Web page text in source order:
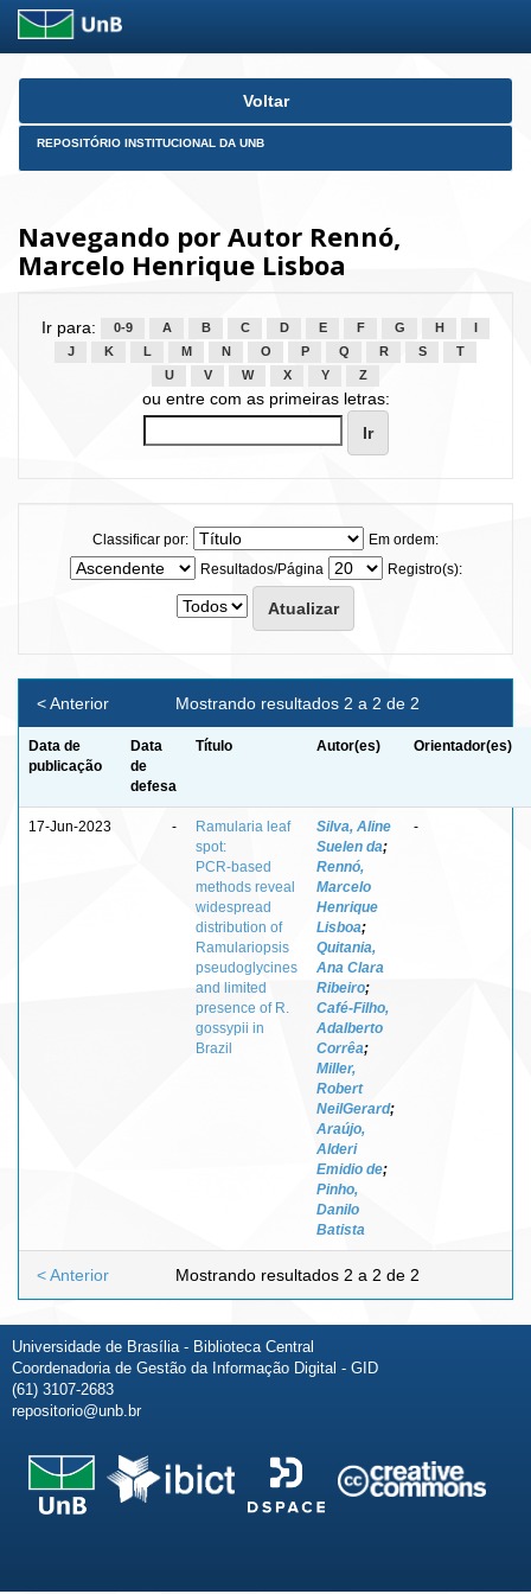
Skip
Voltar
REPOSITÓRIO INSTITUCIONAL DA UNB
Navegando por Autor Rennó,
Marcelo Henrique Lisboa
Ir para: 0-9 A B C D E F G H
J
K L M N O P Q R S
T
U
V W X Y Z
ou entre com as primeiras letras:
Classificar por:
Em ordem:
Resultados/Página
Registro(s):
Mostrando resultados 2 a 2 de 2
< Anterior
Data de
publicação
Data
de
defesa
Título Autor(es) Orientador(es)
17-Jun-2023 -
Ramularia leaf
spot:
PCR‑based
methods reveal
widespread
distribution of
Ramulariopsis
pseudoglycines
and limited
presence of R.
gossypii in
Brazil
Silva, Aline
Suelen da;
Rennó,
Marcelo
Henrique
Lisboa;
Quitania,
Ana Clara
Ribeiro;
Café‑Filho,
Adalberto
Corrêa;
Miller,
Robert
NeilGerard;
Araújo,
Alderi
Emidio de;
Pinho,
Danilo
Batista
-
Mostrando resultados 2 a 2 de 2
< Anterior
Universidade de Brasília - Biblioteca Central
Coordenadoria de Gestão da Informação Digital - GID
(61) 3107-2683
repositorio@unb.br